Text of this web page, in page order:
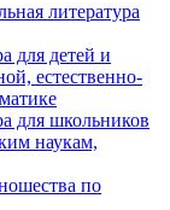
литература
для детей и
естественно-
для школьников
наукам,
по